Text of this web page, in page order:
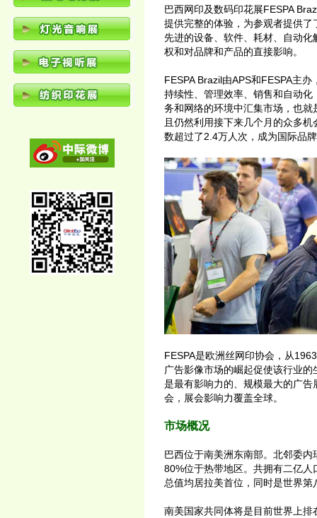
巴西网印及数码印花展FESPA
提供完整的体验，为参观者提供
先进的设备、软件、耗材、自动
权和对品牌和产品的直接影响。
FESPA Brazil由APS和FESPA主
持续性、管理效率、销售和自动
务和网络的环境中汇集市场，也
且仍然利用接下来几个月的众多
数超过了2.4万人次，成为国际品
FESPA是欧洲丝网印协会，从
广告影像市场的崛起促使该行业
是最有影响力的、规模最大的广
会，展会影响力覆盖全球。
市场概况
巴西位于南美洲东南部。北邻委
80%位于热带地区。共拥有二亿
总值均居拉美首位，同时是世界第
南美国家共同体将是目前世界上